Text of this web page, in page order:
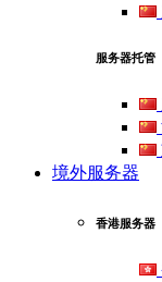
服务器托管
境外服务器
香港服务器